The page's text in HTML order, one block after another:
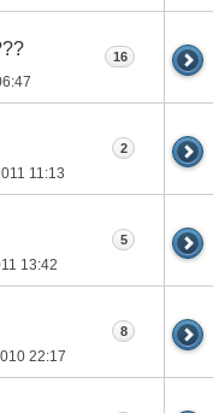
16
11:13
2
13:42
5
22:17
8